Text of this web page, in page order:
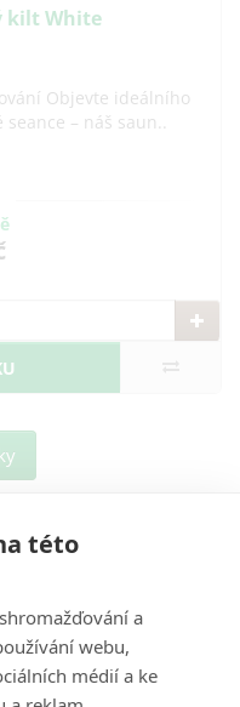
této
a
webu,
médií a ke
kilt White
Objevte ideálního
– náš saun..